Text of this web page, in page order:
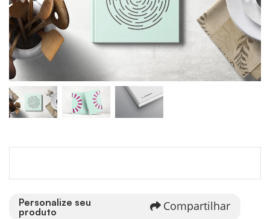
Personalize seu
produto
Compartilhar